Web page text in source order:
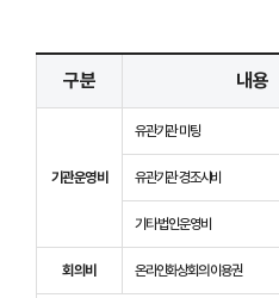
구분 내용
기관운영비
유관기관 미팅
유관기관 경조사비
기타 법인운영비
회의비 온라인화상회의 이용권